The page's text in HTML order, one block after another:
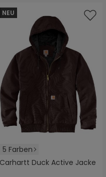
NEU
5 Farben
Carhartt Duck Active Jacke